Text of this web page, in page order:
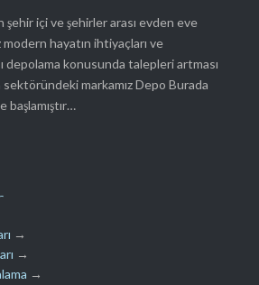
şehir içi ve şehirler arası evden eve
hayatın ihtiyaçları ve
depolama konusunda talepleri artması
markamız Depo Burada
başlamıştır…
→
→
→